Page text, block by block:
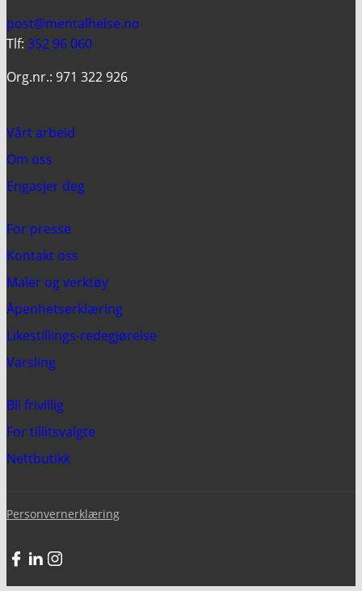
post@mentalhelse.no
Tlf: 352 96 060
Org.nr.: 971 322 926
Vårt arbeid
Om oss
Engasjer deg
For presse
Kontakt oss
Maler og verktøy
Åpenhetserklæring
Likestillings-redegjørelse
Varsling
Bli frivillig
For tillitsvalgte
Nettbutikk
Personvernerklæring